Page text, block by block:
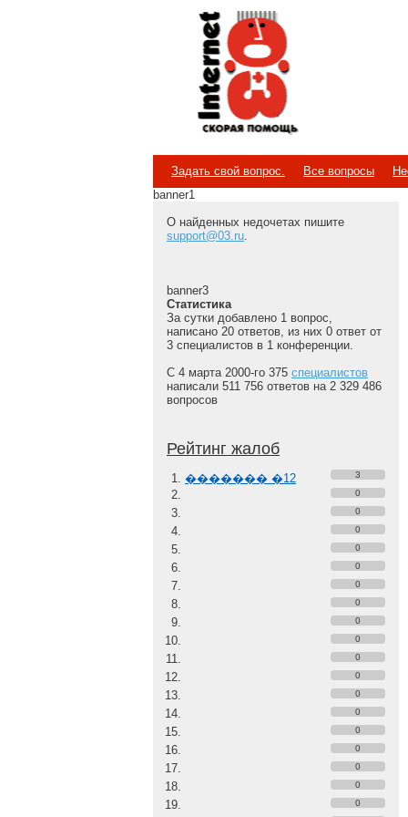
Internet
Скорая помощь
Задать свой вопрос. Все вопросы
banner1
О найденных недочетах пишите
support@03.ru.
banner3
Статистика
За сутки добавлено 1 вопрос,
написано 20 ответов, из них 0 ответ от
3 специалистов в 1 конференции.
С 4 марта 2000-го 375 специалистов
написали 511 756 ответов на 2 329 486
вопросов
Рейтинг жалоб
������� �12
3
0
0
0
0
0
0
0
0
0
0
0
0
0
0
0
0
0
0